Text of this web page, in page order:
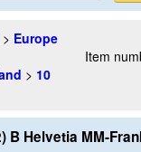
> Europe
> 10
Item
B Helvetia MM-